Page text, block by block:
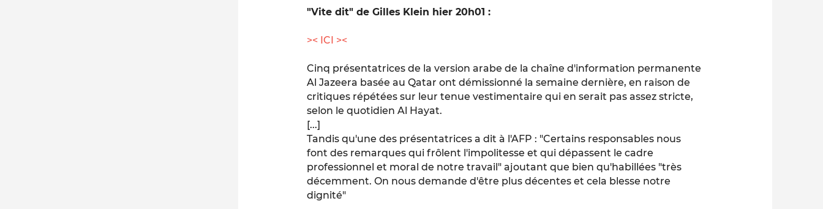
"Vite dit" de Gilles Klein hier 20h01 :
>< ICI ><
Cinq présentatrices de la version arabe de la chaîne d'information permanente
Al Jazeera basée au Qatar ont démissionné la semaine dernière, en raison de
critiques répétées sur leur tenue vestimentaire qui en serait pas assez stricte,
selon le quotidien Al Hayat.
[...]
Tandis qu'une des présentatrices a dit à l'AFP : "Certains responsables nous
font des remarques qui frôlent l'impolitesse et qui dépassent le cadre
professionnel et moral de notre travail" ajoutant que bien qu'habillées "très
décemment. On nous demande d'être plus décentes et cela blesse notre
dignité"